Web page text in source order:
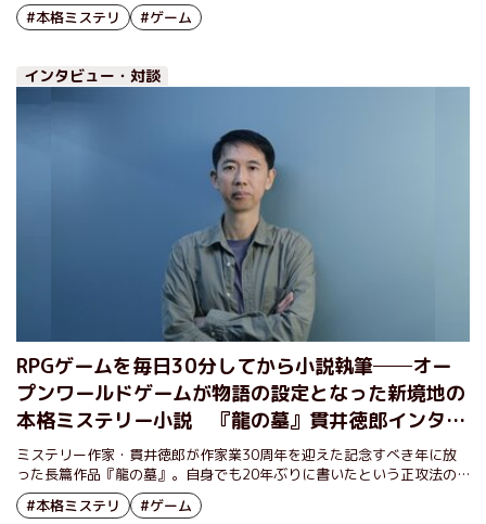
本格ミステリーである。現実とゲーム世界の両方で謎解きが進行してい
く意欲的な構造の物語はどのように書かれたのか。作者に伺った。
#本格ミステリ #ゲーム
インタビュー・対談
RPGゲームを毎日30分してから小説執筆──オー
プンワールドゲームが物語の設定となった新境地の
本格ミステリー小説 『龍の墓』貫井徳郎インタビ
ュー（前編）
ミステリー作家・貫井徳郎が作家業30周年を迎えた記念すべき年に放
った長篇作品『龍の墓』。自身でも20年ぶりに書いたという正攻法の
本格ミステリーである。現実とゲーム世界の両方で謎解きが進行してい
く意欲的な構造の物語はどのように書かれたのか。作者に伺った。
#本格ミステリ #ゲーム